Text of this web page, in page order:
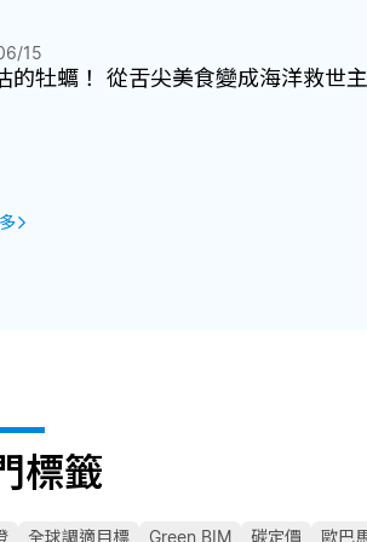
的牡蠣！ 從舌尖美食變成海洋救世主
15
標籤
全球調適目標 Green BIM 碳定價 歐巴